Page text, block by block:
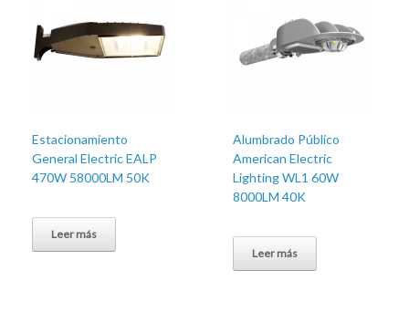
Estacionamiento
General Electric EALP
470W 58000LM 50K
Leer más
Alumbrado Público
American Electric
Lighting WL1 60W
8000LM 40K
Leer más